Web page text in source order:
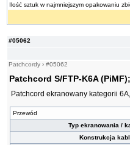
#05062
Patchcordy ›#05062
Patchcord S/FTP-K6A
Patchcord ekranowany kategorii
Przewód
Typ ekranowania /
Konstrukcja
Ilość sztuk w najmniejszym opakowaniu